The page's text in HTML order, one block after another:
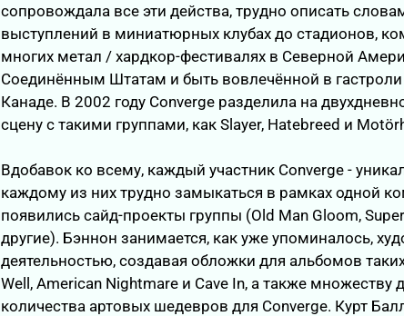
сопровождала все эти действа, трудно описать
выступлений в миниатюрных клубах до стадионов,
многих метал / хардкор-фестивалях в Северной
Соединённым Штатам и быть вовлечённой в
Канаде. В 2002 году Converge разделила на
сцену с такими группами, как Slayer, Hatebreed и
Вдобавок ко всему, каждый участник Converge -
каждому из них трудно замыкаться в рамках одной
появились сайд-проекты группы (Old Man Gloom,
другие). Бэннон занимается, как уже упоминалось,
деятельностью, создавая обложки для альбомов
Well, American Nightmare и Cave In, а также множеству
количества артовых шедевров для Converge. Курт